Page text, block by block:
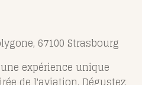
67100 Strasbourg
expérience unique